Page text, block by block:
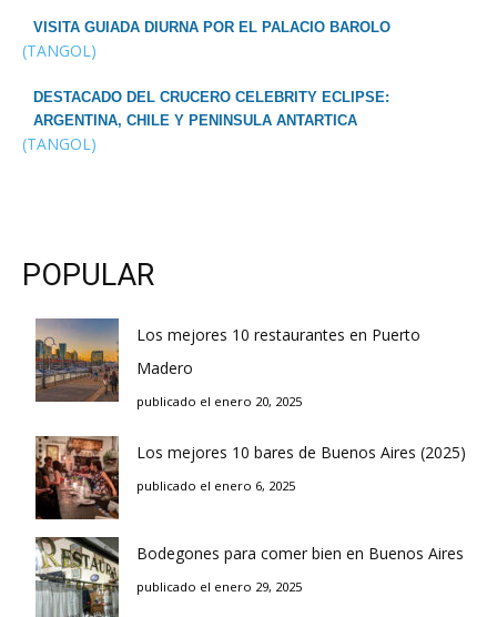
VISITA GUIADA DIURNA POR EL PALACIO BAROLO
(TANGOL)
DESTACADO DEL CRUCERO CELEBRITY ECLIPSE:
ARGENTINA, CHILE Y PENINSULA ANTARTICA
(TANGOL)
POPULAR
Los mejores 10 restaurantes en Puerto
Madero
publicado el enero 20, 2025
Los mejores 10 bares de Buenos Aires (2025)
publicado el enero 6, 2025
Bodegones para comer bien en Buenos Aires
publicado el enero 29, 2025